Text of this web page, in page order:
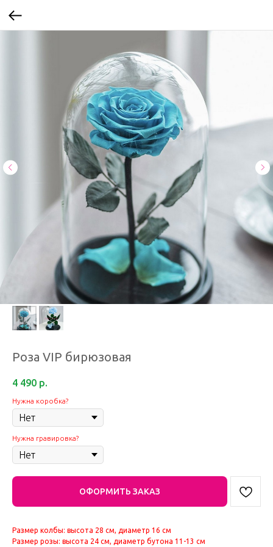
Роза VIP бирюзовая
4 490 р.
Нужна коробка?
Нужна гравировка?
ОФОРМИТЬ ЗАКАЗ
Размер колбы: высота 28 см, диаметр 16 см
Размер розы: высота 24 см, диаметр бутона 11-13 см